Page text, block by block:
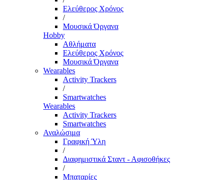
Ελεύθερος Χρόνος
/
Μουσικά Όργανα
Hobby
Αθλήματα
Ελεύθερος Χρόνος
Μουσικά Όργανα
Wearables
Activity Trackers
/
Smartwatches
Wearables
Activity Trackers
Smartwatches
Αναλώσιμα
Γραφική Ύλη
/
Διαφημιστικά Σταντ - Αφισοθήκες
/
Μπαταρίες